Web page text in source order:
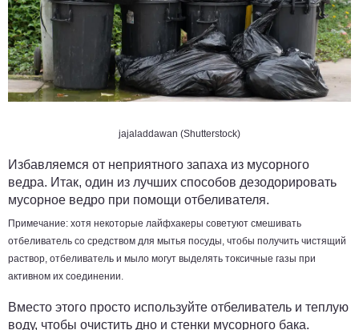
jajaladdawan (Shutterstock)
Избавляемся от неприятного запаха из мусорного
ведра. Итак, один из лучших способов дезодорировать
мусорное ведро при помощи отбеливателя.
Примечание: хотя некоторые лайфхакеры советуют смешивать
отбеливатель со средством для мытья посуды, чтобы получить чистящий
раствор, отбеливатель и мыло могут выделять токсичные газы при
активном их соединении.
Вместо этого просто используйте отбеливатель и теплую
воду, чтобы очистить дно и стенки мусорного бака.